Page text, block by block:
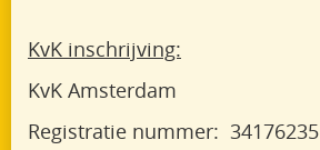
KvK inschrijving:
KvK Amsterdam
Registratie nummer: 34176235